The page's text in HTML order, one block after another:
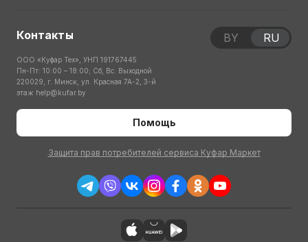
Контакты
ООО «Куфар Тех», УНП 191767445
Пн-Пт: 10:00 – 18:00; Сб, Вс: Выходной
220029, г. Минск, ул. Красная 7А-2, 3-й
этаж help@kufar.by
Помощь
Защита прав потребителей сервиса Куфар Маркет
BY RU